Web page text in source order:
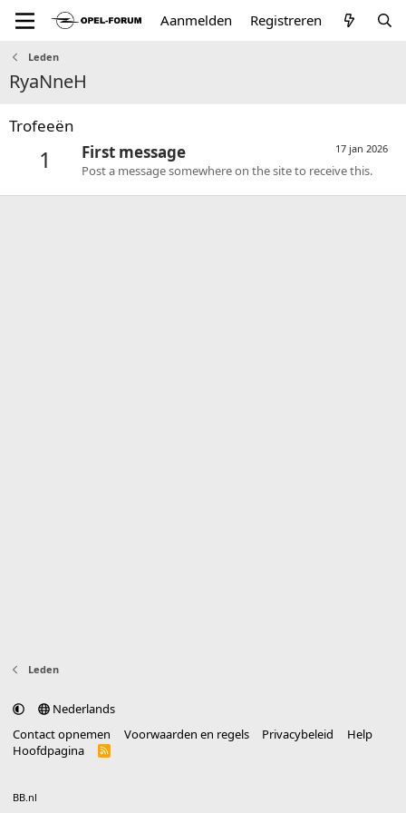
Aanmelden Registreren
Leden
RyaNneH
Trofeeën
1 17 jan 2026
First message
Post a message somewhere on the site to receive this.
Leden
Nederlands
Contact opnemen
Voorwaarden en regels Privacybeleid
Help
Hoofdpagina
R
BB.nl